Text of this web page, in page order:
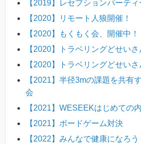
【2019】レセプションパーティ
【2020】リモート人狼開催！
【2020】もくもく会、開催中！
【2020】トラベリングどせい
【2020】トラベリングどせい
【2021】半径3mの課題を共有
会
【2021】WESEEKはじめての
【2021】ボードゲーム対決
【2022】みんなで健康になろ